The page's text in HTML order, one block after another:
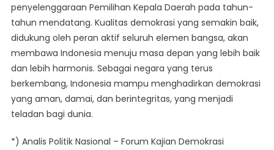
penyelenggaraan Pemilihan Kepala Daerah pada tahun-
tahun mendatang. Kualitas demokrasi yang semakin baik,
didukung oleh peran aktif seluruh elemen bangsa, akan
membawa Indonesia menuju masa depan yang lebih baik
dan lebih harmonis. Sebagai negara yang terus
berkembang, Indonesia mampu menghadirkan demokrasi
yang aman, damai, dan berintegritas, yang menjadi
teladan bagi dunia.
*) Analis Politik Nasional – Forum Kajian Demokrasi